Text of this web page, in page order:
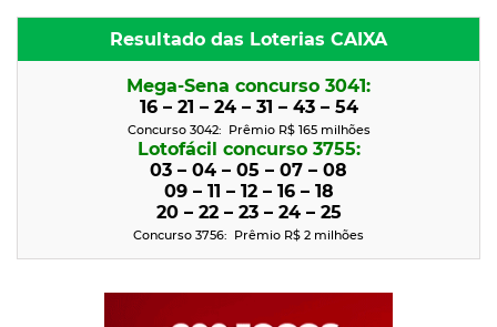
Resultado das Loterias CAIXA
Mega-Sena concurso 3041:
16 – 21 – 24 – 31 – 43 – 54
Concurso 3042: Prêmio R$ 165 milhões
Lotofácil concurso 3755:
03 – 04 – 05 – 07 – 08
09 – 11 – 12 – 16 – 18
20 – 22 – 23 – 24 – 25
Concurso 3756: Prêmio R$ 2 milhões